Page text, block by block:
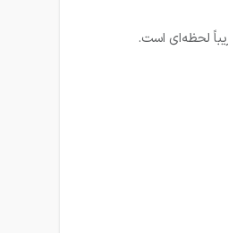
لحظه‌ای است.